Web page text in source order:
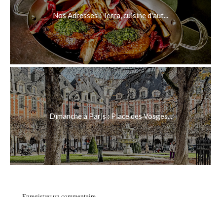
Nos Adresses : Terra, cuisine d'aut...
Dimanche à Paris : Place des Vosges...